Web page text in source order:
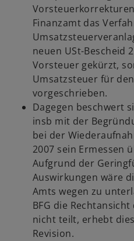
Finanzamt das
neuen USt-Bescheid
Vorsteuer gekürzt,
Umsatzsteuer für
vorgeschrieben.
Dagegen beschwert
insb mit der
bei der
2007 sein Ermessen
Aufgrund der
Auswirkungen wäre
Amts wegen zu
BFG die
nicht teilt, erhebt
Revision.